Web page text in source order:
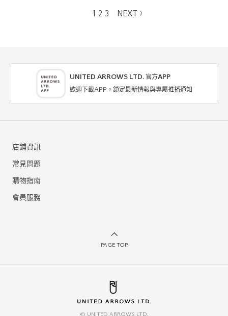
1 2 3 NEXT
UNITED ARROWS LTD. 官方APP
歡迎下載APP，鎖定最新情報與專屬推播通知
店鋪資訊
常見問題
購物指南
會員服務
PAGE TOP
© UNITED ARROWS LTD.